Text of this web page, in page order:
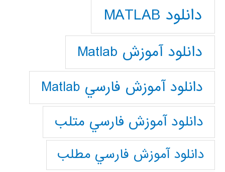
دانلود MATLAB
دانلود آموزش Matlab
دانلود آموزش فارسي Matlab
دانلود آموزش فارسي متلب
دانلود آموزش فارسي مطلب